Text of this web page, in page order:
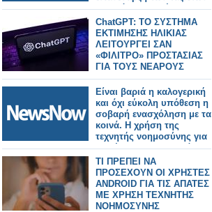
στη Βόρεια Κορέα
ChatGPT: ΤΟ ΣΥΣΤΗΜΑ
ΕΚΤΙΜΗΣΗΣ ΗΛΙΚΙΑΣ
ΛΕΙΤΟΥΡΓΕΙ ΣΑΝ
«ΦΙΛΙΤΡΟ» ΠΡΟΣΤΑΣΙΑΣ
ΓΙΑ ΤΟΥΣ ΝΕΑΡΟΥΣ
ΧΡΗΣΤΕΣ
Είναι βαριά η καλογερική
και όχι εύκολη υπόθεση η
σοβαρή ενασχόληση με τα
κοινά. Η χρήση της
τεχνητής νοημοσύνης για
παρέμβαση στα κοινά
γελοιοποιεί και ρεζιλεύει.
Θέλουμε ενεργούς πολίτες
με πολιτική άποψη και όχι
απλούς χρήστες τεχνητής
νοημοσύνης.
TI ΠΡΕΠΕΙ ΝΑ
ΠΡΟΣΕΧΟΥΝ ΟΙ ΧΡΗΣΤΕΣ
ANDROID ΓΙΑ ΤΙΣ ΑΠΑΤΕΣ
ΜΕ ΧΡΗΣΗ ΤΕΧΝΗΤΗΣ
ΝΟΗΜΟΣΥΝΗΣ